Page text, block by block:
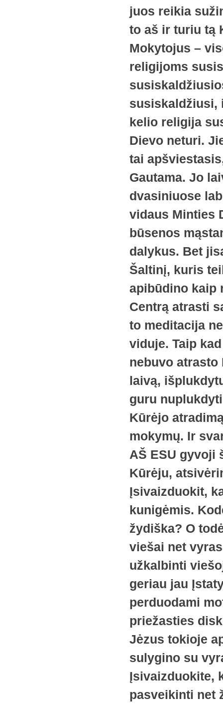
juos reikia
to aš ir turiu tą
Mokytojus –
religijoms
susiskaldžiusi,
kelio religija
Dievo neturi.
tai
Gautama. Jo
dvasiniuose
vidaus Minties
būsenos
dalykus. Bet
Šaltinį, kuris
apibūdino kaip
Centrą atrasti
to meditacija
viduje. Taip
nebuvo
laivą,
guru
Kūrėjo
mokymų. Ir
AŠ ESU gyvoji
Kūrėju,
Įsivaizduokit,
kunigėmis.
žydiška? O
viešai net
užkalbinti
geriau jau
perduodami
priežasties
Jėzus tokioje
sulygino su
Įsivaizduokite,
pasveikinti net